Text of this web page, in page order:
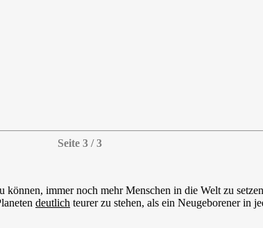
Seite 3 / 3
immer noch mehr Menschen in die Welt zu
deutlich teurer zu stehen, als ein Neugeborener in